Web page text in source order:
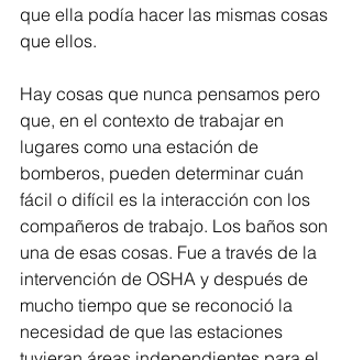
que ella podía hacer las mismas cosas
que ellos.
Hay cosas que nunca pensamos pero
que, en el contexto de trabajar en
lugares como una estación de
bomberos, pueden determinar cuán
fácil o difícil es la interacción con los
compañeros de trabajo. Los baños son
una de esas cosas. Fue a través de la
intervención de OSHA y después de
mucho tiempo que se reconoció la
necesidad de que las estaciones